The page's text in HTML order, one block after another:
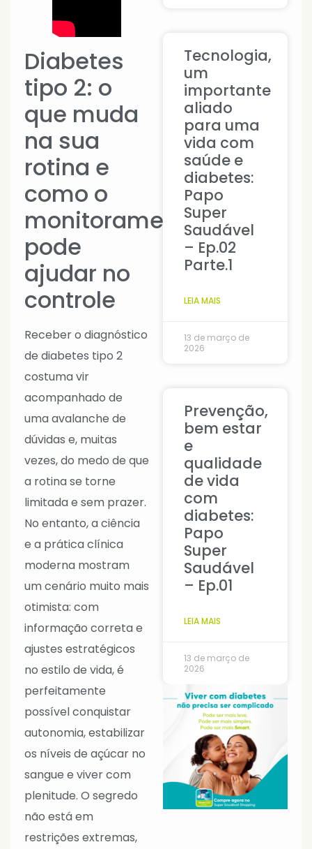
Diabetes
tipo 2: o
que muda
na sua
rotina e
como o
monitoramento
pode
ajudar no
controle
Receber o diagnóstico
de diabetes tipo 2
costuma vir
acompanhado de
uma avalanche de
dúvidas e, muitas
vezes, do medo de que
a rotina se torne
limitada e sem prazer.
No entanto, a ciência
e a prática clínica
moderna mostram
um cenário muito mais
otimista: com
informação correta e
ajustes estratégicos
no estilo de vida, é
perfeitamente
possível conquistar
autonomia, estabilizar
os níveis de açúcar no
sangue e viver com
plenitude. O segredo
não está em
restrições extremas,
Tecnologia,
um
importante
aliado
para uma
vida com
saúde e
diabetes:
Papo
Super
Saudável
– Ep.02
Parte.1
LEIA MAIS
13 de março de
2026
Prevenção,
bem estar
e
qualidade
de vida
com
diabetes:
Papo
Super
Saudável
– Ep.01
LEIA MAIS
13 de março de
2026